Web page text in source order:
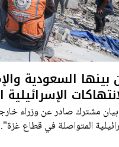
​مشترك صادر عن وزراء
المتواصلة في قطاع